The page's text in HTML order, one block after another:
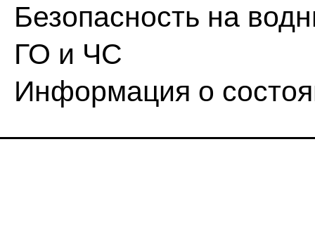
Безопасность на
ГО и ЧС
Информация о